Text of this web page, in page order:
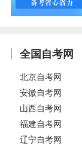
全国自考网
北京自考网
安徽自考网
山西自考网
福建自考网
辽宁自考网